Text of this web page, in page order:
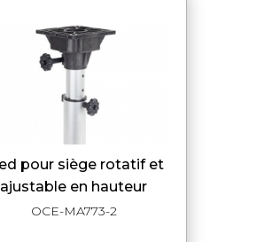
ajustable en hauteur
OCE-MA773-2